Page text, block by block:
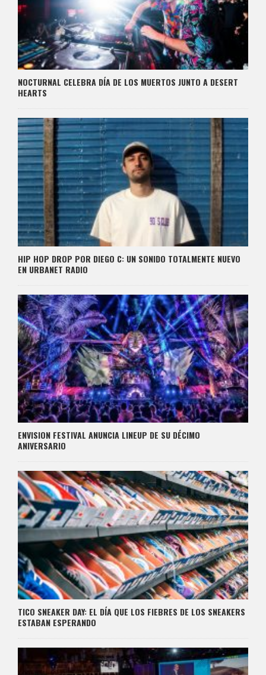
NOCTURNAL CELEBRA DÍA DE LOS MUERTOS JUNTO A DESERT
HEARTS
HIP HOP DROP POR DIEGO C: UN SONIDO TOTALMENTE NUEVO
EN URBANET RADIO
ENVISION FESTIVAL ANUNCIA LINEUP DE SU DÉCIMO
ANIVERSARIO
TICO SNEAKER DAY: EL DÍA QUE LOS FIEBRES DE LOS SNEAKERS
ESTABAN ESPERANDO